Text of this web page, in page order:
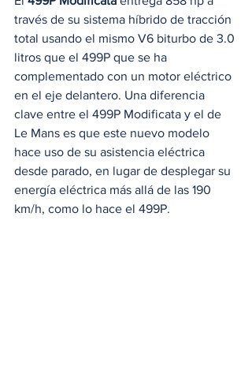
través de su sistema híbrido de tracción
total usando el mismo V6 biturbo de 3.0
litros que el 499P que se ha
complementado con un motor eléctrico
en el eje delantero. Una diferencia
clave entre el 499P Modificata y el de
Le Mans es que este nuevo modelo
hace uso de su asistencia eléctrica
desde parado, en lugar de desplegar su
energía eléctrica más allá de las 190
km/h, como lo hace el 499P.